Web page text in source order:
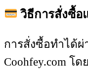
วิธีการสั่งซื้อ
การสั่งซื้อทำได้
Coohfey.com โด